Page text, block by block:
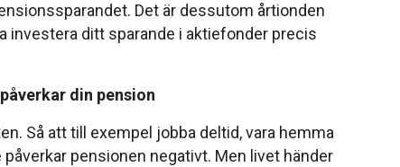
Det är dessutom årtionden
investera ditt sparande i aktiefonder precis
din pension
Så att till exempel jobba deltid, vara hemma
påverkar pensionen negativt. Men livet händer